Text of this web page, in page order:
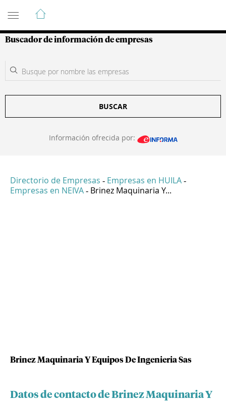
Guía de Empresas Colombianas
Buscador de información de empresas
BUSCAR
Información ofrecida por:
Directorio de Empresas - Empresas en HUILA -
Empresas en NEIVA - Brinez Maquinaria Y...
Brinez Maquinaria Y Equipos De Ingenieria Sas
Datos de contacto de Brinez Maquinaria Y